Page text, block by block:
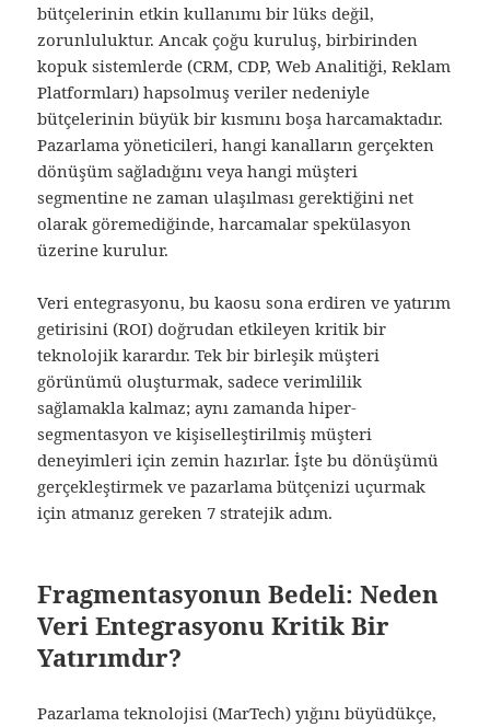
bütçelerinin etkin kullanımı bir lüks değil,
zorunluluktur. Ancak çoğu kuruluş, birbirinden
kopuk sistemlerde (CRM, CDP, Web Analitiği, Reklam
Platformları) hapsolmuş veriler nedeniyle
bütçelerinin büyük bir kısmını boşa harcamaktadır.
Pazarlama yöneticileri, hangi kanalların gerçekten
dönüşüm sağladığını veya hangi müşteri
segmentine ne zaman ulaşılması gerektiğini net
olarak göremediğinde, harcamalar spekülasyon
üzerine kurulur.
Veri entegrasyonu, bu kaosu sona erdiren ve yatırım
getirisini (ROI) doğrudan etkileyen kritik bir
teknolojik karardır. Tek bir birleşik müşteri
görünümü oluşturmak, sadece verimlilik
sağlamakla kalmaz; aynı zamanda hiper-
segmentasyon ve kişiselleştirilmiş müşteri
deneyimleri için zemin hazırlar. İşte bu dönüşümü
gerçekleştirmek ve pazarlama bütçenizi uçurmak
için atmanız gereken 7 stratejik adım.
Fragmentasyonun Bedeli: Neden
Veri Entegrasyonu Kritik Bir
Yatırımdır?
Pazarlama teknolojisi (MarTech) yığını büyüdükçe,